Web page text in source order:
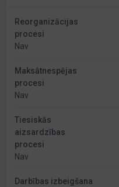
Reorganizācijas
procesi
Nav
Maksātnespējas
procesi
Nav
Tiesiskās
aizsardzības
procesi
Nav
Darbības izbeigšana